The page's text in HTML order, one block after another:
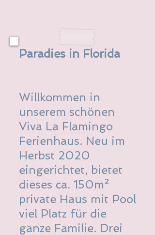
Paradies in Florida
Willkommen in
unserem schönen
Viva La Flamingo
Ferienhaus. Neu im
Herbst 2020
eingerichtet, bietet
dieses ca. 150m²
private Haus mit Pool
viel Platz für die
ganze Familie. Drei